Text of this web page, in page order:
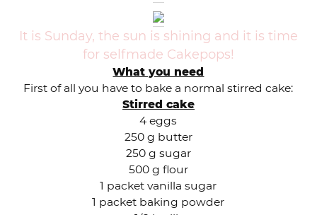
It is Sunday, the sun is shining and it is time
for selfmade Cakepops!
What you need
First of all you have to bake a normal stirred cake:
Stirred cake
4 eggs
250 g butter
250 g sugar
500 g flour
1 packet vanilla sugar
1 packet baking powder